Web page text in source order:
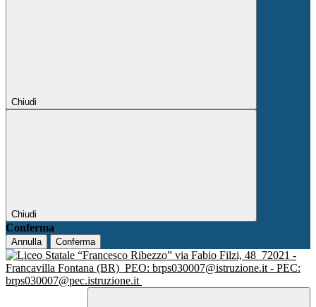
Chiudi
Chiudi
Conferma
Annulla Conferma
via Fabio Filzi, 48 72021 -
Francavilla Fontana (BR) PEO: brps030007@istruzione.it - PEC:
brps030007@pec.istruzione.it